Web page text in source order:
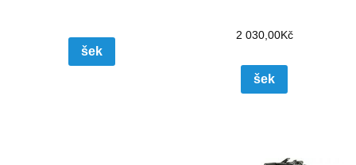
šek
2 030,00Kč
šek